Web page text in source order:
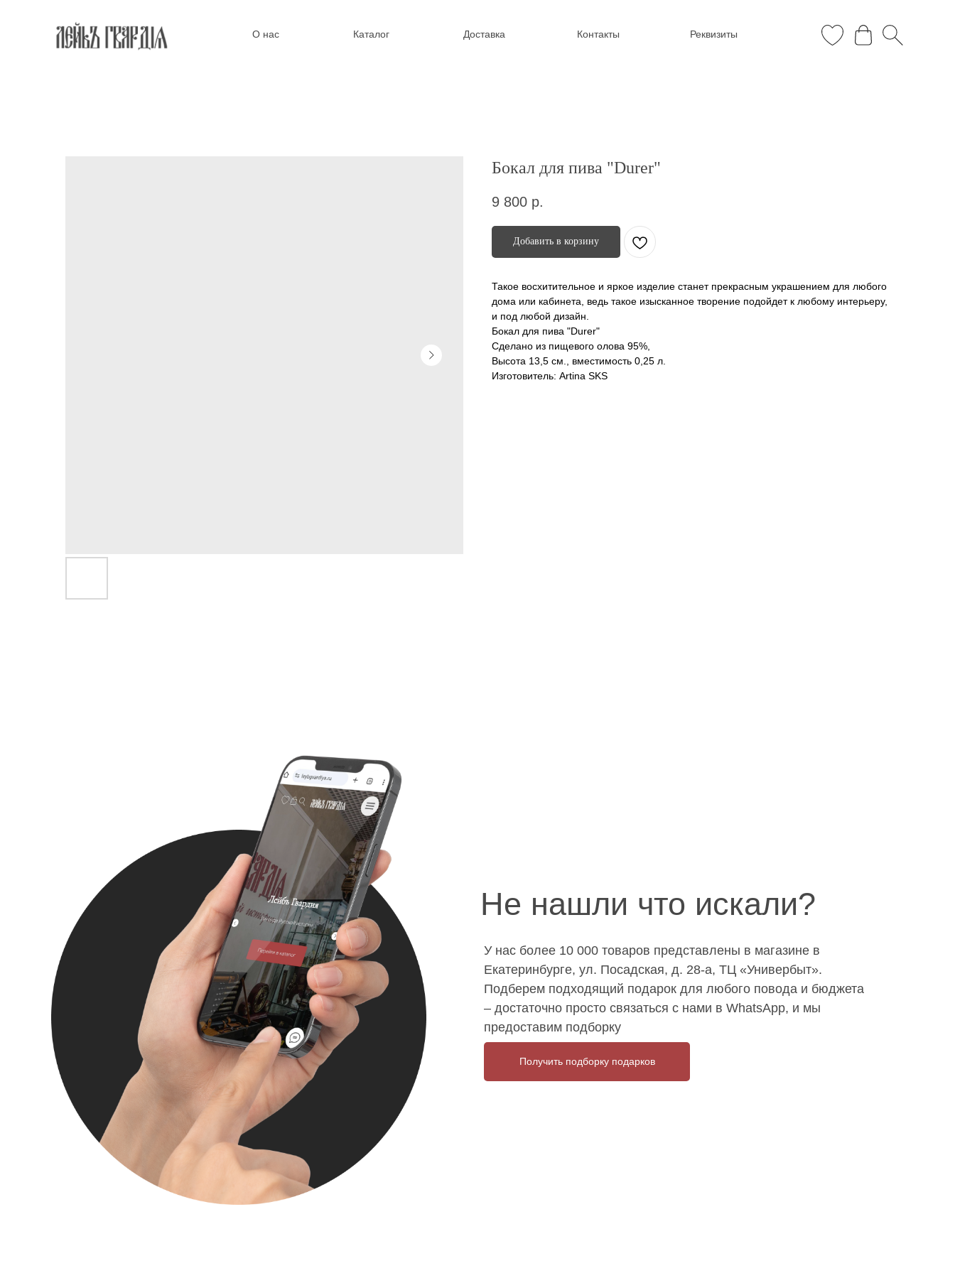
Каталог Доставка Контакты Реквизиты
О нас
Бокал для пива "Durer"
9 800 р.
Добавить в корзину
Такое восхитительное и яркое изделие станет прекрасным украшением для любого
дома или кабинета, ведь такое изысканное творение подойдет к любому интерьеру,
и под любой дизайн.
Бокал для пива "Durer"
Сделано из пищевого олова 95%,
Высота 13,5 см., вместимость 0,25 л.
Изготовитель: Artina SKS
У нас более 10 000 товаров представлены в магазине в
Екатеринбурге, ул. Посадская, д. 28-а, ТЦ «Универбыт».
Подберем подходящий подарок для любого повода и бюджета
– достаточно просто связаться с нами в WhatsApp, и мы
предоставим подборку
Не нашли что искали?
Получить подборку подарков